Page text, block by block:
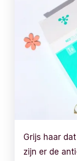
Grijs haar
zijn er de